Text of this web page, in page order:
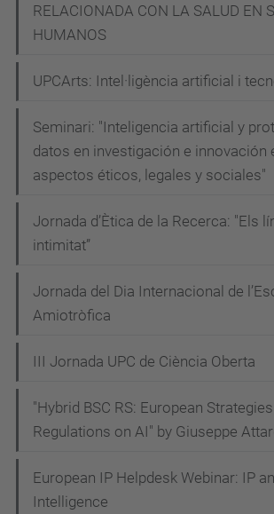
RELACIONADA CON LA SALUD EN
HUMANOS
UPCArts: Intel·ligència artificial i
Seminari: "Inteligencia artificial y
datos en investigación e innovación
aspectos éticos, legales y sociales"
Jornada d’Ètica de la Recerca: "Els
intimitat”
Jornada del Dia Internacional de
Amiotròfica
III Jornada UPC de Ciència Oberta
"Hybrid BSC RS: European
Regulations on AI" by Giuseppe
European IP Helpdesk Webinar: IP
Intelligence